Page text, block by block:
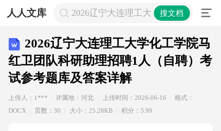
人人文库 2026辽宁大连理工大学化工学院马红
搜文档
2026辽宁大连理工大学化工学院马
红卫团队科研助理招聘1人（自聘）考
试参考题库及答案详解
上传人：1*** IP属地：河北 上传时间：2026-06-16
格式：
DOCX
页数：30 大小：25.28KB 积分：5.99